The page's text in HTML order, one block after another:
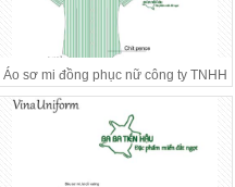
Áo sơ mi đồng phục nữ công ty TNHH